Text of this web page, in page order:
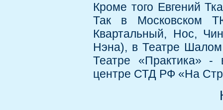
Кроме того Евгений
Так в Московском
Квартальный, Нос,
Нэна), в Театре Шалом
Театре «Практика» -
центре СТД РФ «На